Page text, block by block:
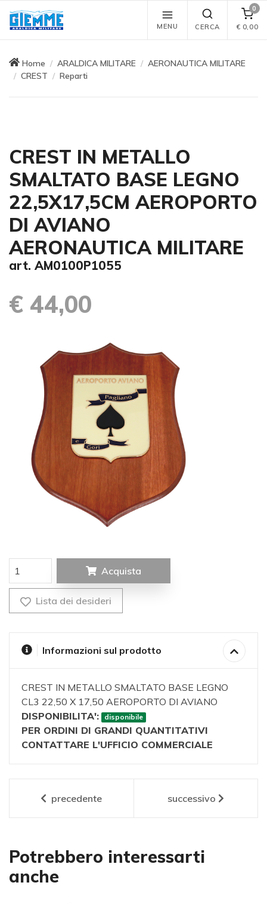
MENU CERCA
0
€ 0,00
Home ARALDICA MILITARE
AERONAUTICA MILITARE
CREST
Reparti
CREST IN METALLO
SMALTATO BASE LEGNO
22,5X17,5CM AEROPORTO
DI AVIANO
AERONAUTICA MILITARE
art. AM0100P1055
€ 44,00
Acquista
Lista dei desideri
Informazioni sul prodotto
CREST IN METALLO SMALTATO BASE LEGNO
CL3 22,50 X 17,50 AEROPORTO DI AVIANO
DISPONIBILITA':
disponibile
PER ORDINI DI GRANDI QUANTITATIVI
CONTATTARE L'UFFICIO COMMERCIALE
precedente successivo
Potrebbero interessarti
anche